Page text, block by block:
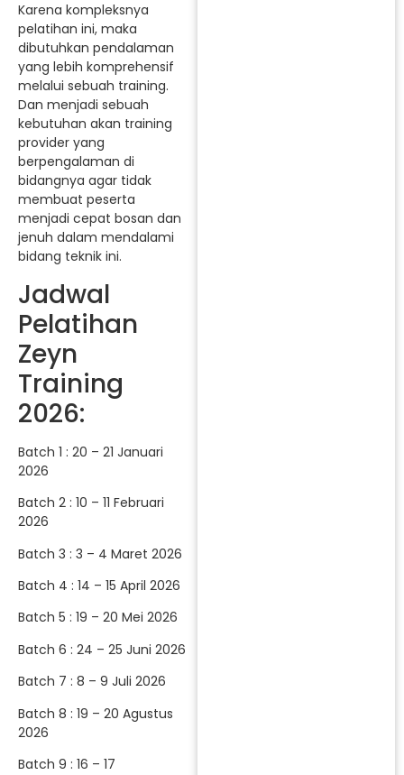
Karena kompleksnya
pelatihan ini, maka
dibutuhkan pendalaman
yang lebih komprehensif
melalui sebuah training.
Dan menjadi sebuah
kebutuhan akan training
provider yang
berpengalaman di
bidangnya agar tidak
membuat peserta
menjadi cepat bosan dan
jenuh dalam mendalami
bidang teknik ini.
Jadwal
Pelatihan
Zeyn
Training
2026:
Batch 1 : 20 – 21 Januari
2026
Batch 2 : 10 – 11 Februari
2026
Batch 3 : 3 – 4 Maret 2026
Batch 4 : 14 – 15 April 2026
Batch 5 : 19 – 20 Mei 2026
Batch 6 : 24 – 25 Juni 2026
Batch 7 : 8 – 9 Juli 2026
Batch 8 : 19 – 20 Agustus
2026
Batch 9 : 16 – 17